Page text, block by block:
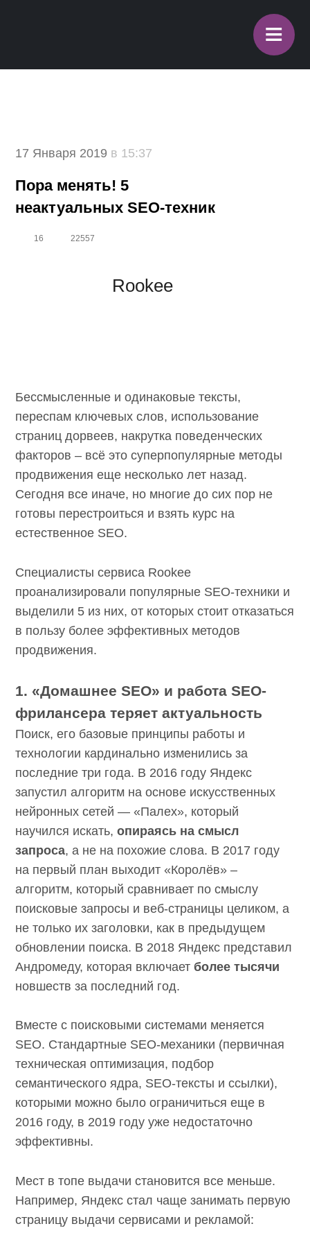
≡
17 Января 2019 в 15:37
Пора менять! 5
неактуальных SEO-техник
16 22557
Rookee
Бессмысленные и одинаковые тексты,
переспам ключевых слов, использование
страниц дорвеев, накрутка поведенческих
факторов – всё это суперпопулярные методы
продвижения еще несколько лет назад.
Сегодня все иначе, но многие до сих пор не
готовы перестроиться и взять курс на
естественное SEO.
Специалисты сервиса Rookee
проанализировали популярные SEO-техники
и выделили 5 из них, от которых стоит
отказаться в пользу более эффективных
методов продвижения.
1. «Домашнее SEO» и работа SEO-
фрилансера теряет актуальность
Поиск, его базовые принципы работы и
технологии кардинально изменились за
последние три года. В 2016 году Яндекс
запустил алгоритм на основе искусственных
нейронных сетей — «Палех», который
научился искать,опираясь на смысл запроса
а не на похожие слова. В 2017 году на
первый план выходит «Королёв» – алгоритм,
который сравнивает по смыслу поисковые
запросы и веб-страницы целиком, а не
только их заголовки, как в предыдущем
обновлении поиска. В 2018 Яндекс
представил Андромеду, которая включает
более тысячиновшеств за последний год.
Вместе с поисковыми системами меняется
SEO. Стандартные SEO-механики (первичная
техническая оптимизация, подбор
семантического ядра, SEO-тексты и ссылки),
которыми можно было ограничиться еще в
2016 году, в 2019 году уже недостаточно
эффективны.
Мест в топе выдачи становится все меньше.
Например, Яндекс стал чаще занимать
первую страницу выдачи сервисами и
SEOnews использует cookie-файлы иобрабатывает
персональные данные
Метрики. Это улучшает работу сайта и
согласие, нажав кнопу Ок.
Ок